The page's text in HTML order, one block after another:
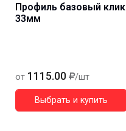
Профиль базовый клик
33мм
от 1115.00 /шт
Выбрать и купить